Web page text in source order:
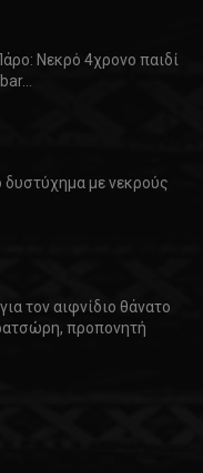
Νεκρό 4χρονο παιδί
με νεκρούς
τον αιφνίδιο θάνατο
προπονητή